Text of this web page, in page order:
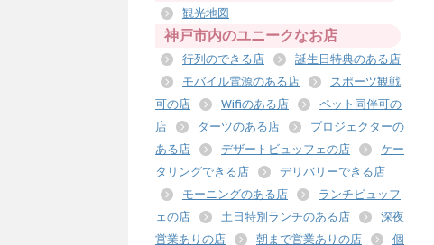
観光地図
神戸市内のユニークなお店
行列のできる店
誕生日特典のある店
モバイル電源のある店
スポーツ観戦
可の店
Wifiのある店
ペット同伴可の
店
ダーツのある店
プロジェクターの
ある店
デザートビュッフェの店
ケー
タリングできる店
デリバリーできる店
モーニングのある店
ランチビュッフ
ェの店
土日特別ランチのある店
深夜
営業ありの店
朝まで営業ありの店
個